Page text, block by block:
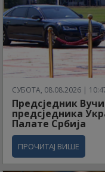
СУБОТА, 08.08.2026 |
Предсједник
предсједника
Палате Србија
ПРОЧИТАЈ ВИШЕ